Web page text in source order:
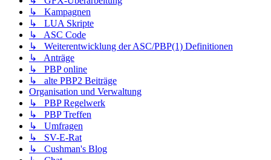
↳ Kampagnen
↳ LUA Skripte
↳ ASC Code
↳ Weiterentwicklung der ASC/PBP(1) Definitionen
↳ Anträge
↳ PBP online
↳ alte PBP2 Beiträge
Organisation und Verwaltung
↳ PBP Regelwerk
↳ PBP Treffen
↳ Umfragen
↳ SV-E-Rat
↳ Cushman's Blog